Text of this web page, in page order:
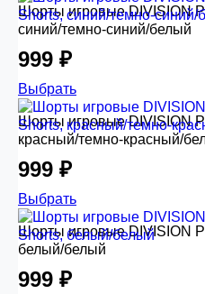
Шорты игровые DIVISION
синий/темно-синий/белый
999 ₽
Выбрать
Шорты игровые DIVISION
красный/темно-красный/
999 ₽
Выбрать
Шорты игровые DIVISION
белый/белый
999 ₽